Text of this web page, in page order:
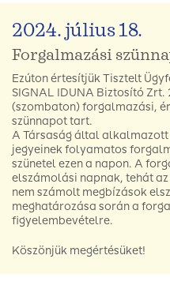
2024. július 18.
Forgalmazási
Ezúton értesítjük Tisztelt
SIGNAL IDUNA Biztosító Zrt.
(szombaton) forgalmazási,
szünnapot tart.
A Társaság által
jegyeinek folyamatos
szünetel ezen a napon. A
elszámolási napnak, tehát
nem számolt megbízások
meghatározása során a
figyelembevételre.
Köszönjük megértésüket!